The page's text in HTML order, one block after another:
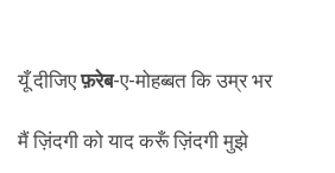
‏यूँ दीजिएफ़रेब-ए-मोहब्बत कि उम्र भर
मैं ज़िंदगी को याद करूँ ज़िंदगी मुझे